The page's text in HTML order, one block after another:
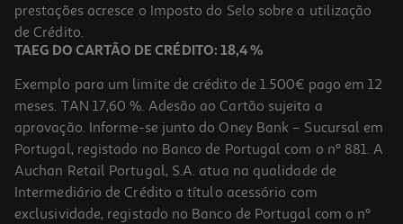
12,20 € PVP de editor
10,98 €
-10%
prestações acresce o Imposto do Selo sobre a utilização
de Crédito.
TAEG DO CARTÃO DE CRÉDITO: 18,4 %
Exemplo para um limite de crédito de 1.500€ pago em 12
meses. TAN 17,60 %. Adesão ao Cartão sujeita a
aprovação. Informe-se junto do Oney Bank – Sucursal em
Portugal, registado no Banco de Portugal com o nº 881. A
Auchan Retail Portugal, S.A. atua na qualidade de
Intermediário de Crédito a título acessório com
exclusividade, registado no Banco de Portugal com o nº